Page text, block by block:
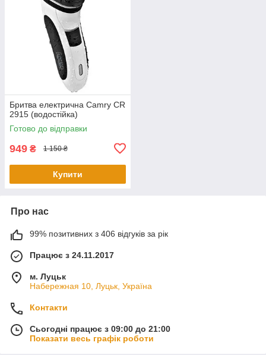
Бритва електрична Camry CR
2915 (водостійка)
Готово до відправки
949 ₴ 1 150 ₴
Купити
Про нас
99% позитивних з 406 відгуків за рік
Працює з 24.11.2017
м. Луцьк
Набережная 10, Луцьк, Україна
Контакти
Сьогодні працює з 09:00 до 21:00
Показати весь графік роботи